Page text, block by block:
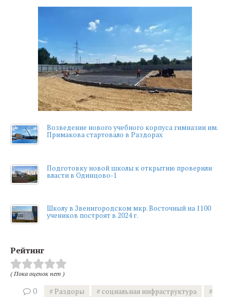
Возведение нового учебного корпуса гимназии им.
Примакова стартовало в Раздорах
Подготовку новой школы к открытию проверили
власти в Одинцово-1
Школу в Звенигородском мкр. Восточный на 1100
учеников построят в 2024 г.
Рейтинг
( Пока оценок нет )
0 Раздоры
социальная инфраструктура